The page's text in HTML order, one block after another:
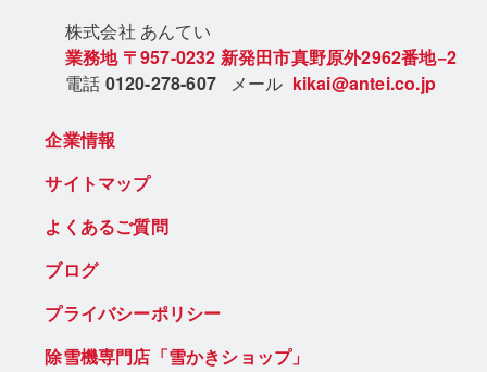
株式会社 あんてい
業務地 〒957-0232 新発田市真野原外2962番地−2
電話 0120-278-607 メール kikai@antei.co.jp
企業情報
サイトマップ
よくあるご質問
ブログ
プライバシーポリシー
除雪機専門店「雪かきショップ」